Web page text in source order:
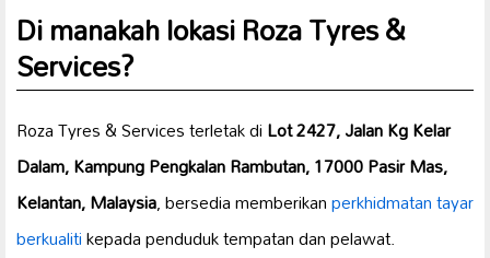
Di manakah lokasi Roza Tyres &
Services?
Roza Tyres & Services terletak diLot 2427, Jalan Kg Kelar
Dalam, Kampung Pengkalan Rambutan, 17000 Pasir Mas,
Kelantan, Malaysia, bersedia memberikanperkhidmatan tayar
berkualitikepada penduduk tempatan dan pelawat.